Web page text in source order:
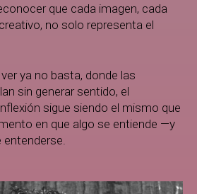
que cada imagen, cada
no solo representa el
ya no basta, donde las
sin generar sentido, el
sigue siendo el mismo que
en que algo se entiende —y
entenderse.